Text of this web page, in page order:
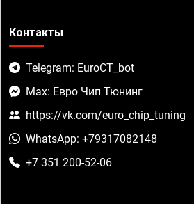
Контакты
Telegram: EuroCT_bot
Max: Евро Чип Тюнинг
https://vk.com/euro_chip_tuning
WhatsApp: +79317082148
+7 351 200-52-06